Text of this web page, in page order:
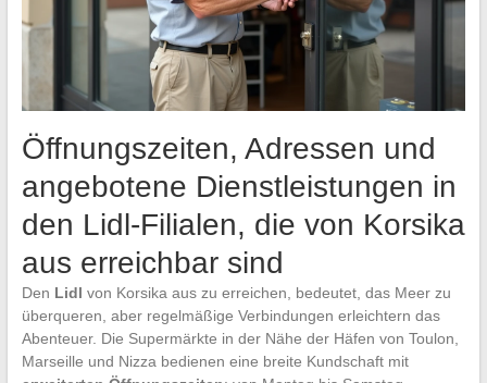
Öffnungszeiten, Adressen und
angebotene Dienstleistungen in
den Lidl-Filialen, die von Korsika
aus erreichbar sind
Den Lidl von Korsika aus zu erreichen, bedeutet, das Meer zu
überqueren, aber regelmäßige Verbindungen erleichtern das
Abenteuer. Die Supermärkte in der Nähe der Häfen von Toulon,
Marseille und Nizza bedienen eine breite Kundschaft mit